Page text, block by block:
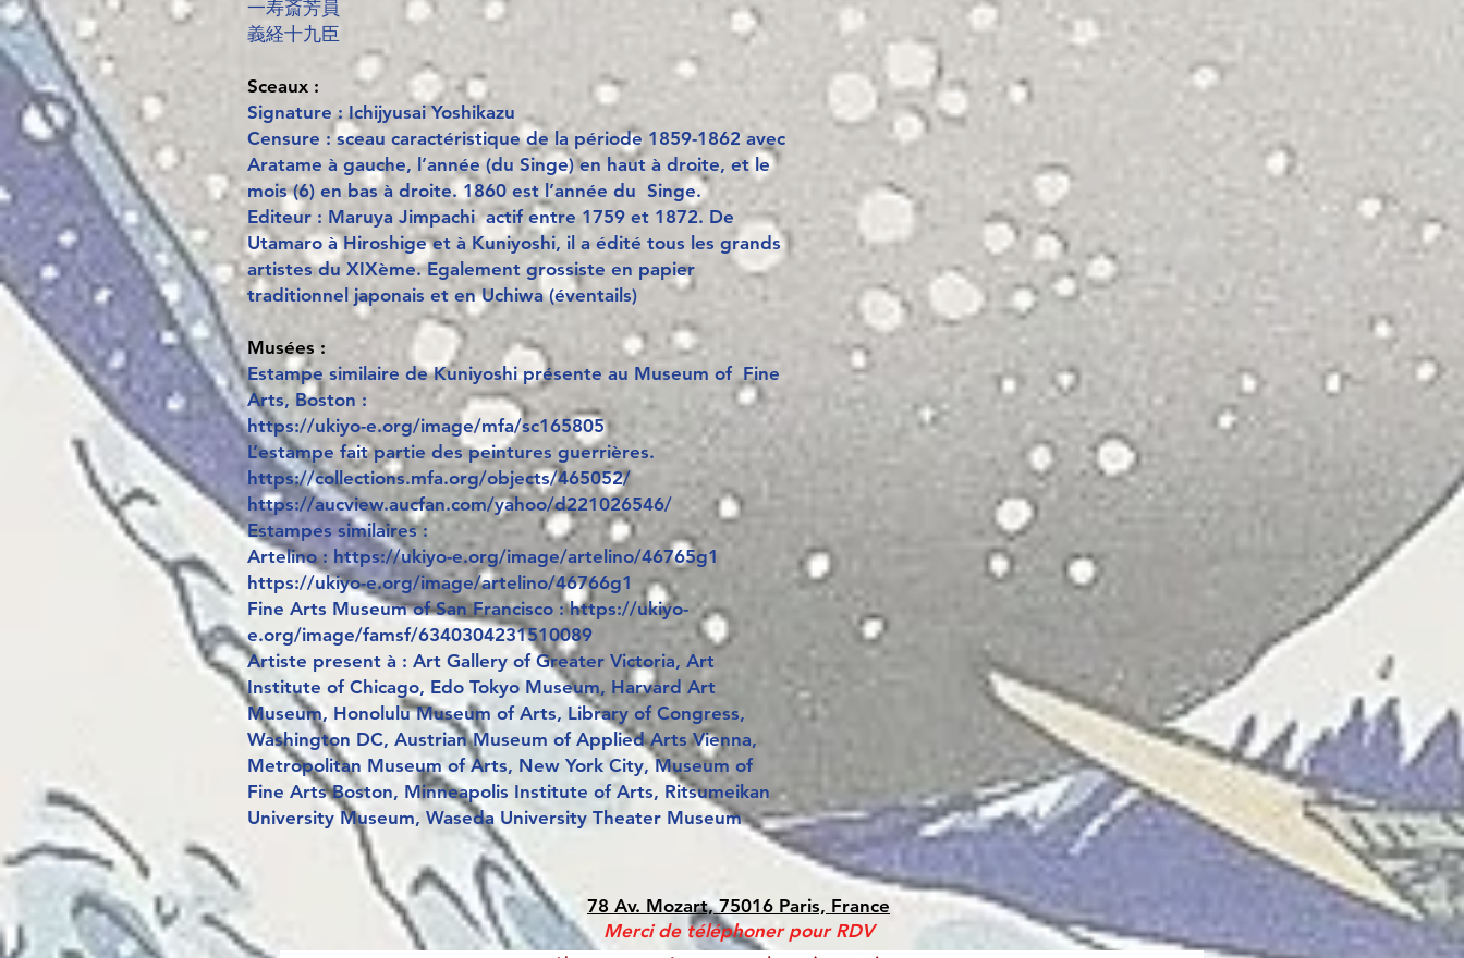
一寿斎芳員
義経十九臣
Sceaux :
Signature : Ichijyusai Yoshikazu
Censure : sceau caractéristique de la période 1859-1862 avec
Aratame à gauche, l’année (du Singe) en haut à droite, et le
mois (6) en bas à droite. 1860 est l’année du Singe.
Editeur : Maruya Jimpachi actif entre 1759 et 1872. De
Utamaro à Hiroshige et à Kuniyoshi, il a édité tous les grands
artistes du XIXème. Egalement grossiste en papier
traditionnel japonais et en Uchiwa (éventails)
Musées :
Estampe similaire de Kuniyoshi présente au Museum of Fine
Arts, Boston :
https://ukiyo-e.org/image/mfa/sc165805
L’estampe fait partie des peintures guerrières.
https://collections.mfa.org/objects/465052/
https://aucview.aucfan.com/yahoo/d221026546/
Estampes similaires :
Artelino : https://ukiyo-e.org/image/artelino/46765g1
https://ukiyo-e.org/image/artelino/46766g1
Fine Arts Museum of San Francisco : https://ukiyo-
e.org/image/famsf/6340304231510089
Artiste present à : Art Gallery of Greater Victoria, Art
Institute of Chicago, Edo Tokyo Museum, Harvard Art
Museum, Honolulu Museum of Arts, Library of Congress,
Washington DC, Austrian Museum of Applied Arts Vienna,
Metropolitan Museum of Arts, New York City, Museum of
Fine Arts Boston, Minneapolis Institute of Arts, Ritsumeikan
University Museum, Waseda University Theater Museum
78 Av. Mozart, 75016 Paris, France
Merci de téléphoner pour RDV